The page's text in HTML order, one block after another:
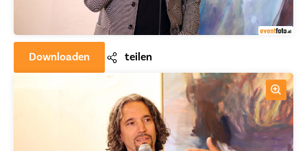
Downloaden teilen